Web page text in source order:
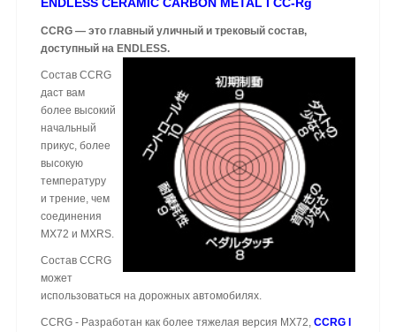
ENDLESS CERAMIC CARBON METAL I CC-Rg
CCRG — это главный уличный и трековый состав,
доступный на ENDLESS.
Состав CCRG
даст вам
более высокий
начальный
прикус, более
высокую
температуру
и трение, чем
соединения
MX72 и MXRS.
Состав CCRG
может
использоваться на дорожных автомобилях.
CCRG - Разработан как более тяжелая версия MX72, CCRG I